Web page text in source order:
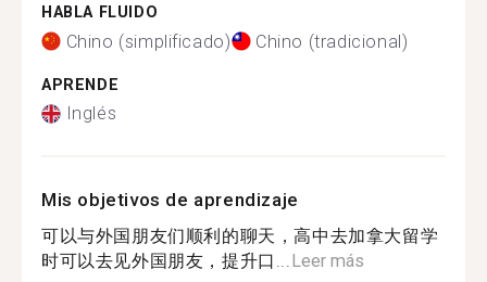
HABLA FLUIDO
Chino (simplificado) Chino (tradicional)
APRENDE
Inglés
Mis objetivos de aprendizaje
可以与外国朋友们顺利的聊天，高中去加拿大留学
时可以去见外国朋友，提升口...Leer más